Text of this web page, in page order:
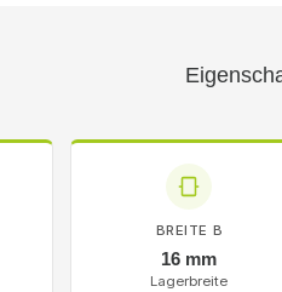
BREITE B
16 mm
Lagerbreite